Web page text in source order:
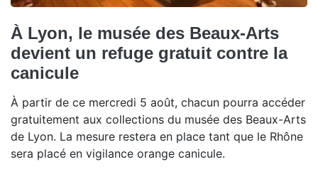
À Lyon, le musée des Beaux-Arts
devient un refuge gratuit contre la
canicule
À partir de ce mercredi 5 août, chacun pourra accéder
gratuitement aux collections du musée des Beaux-Arts
de Lyon. La mesure restera en place tant que le Rhône
sera placé en vigilance orange canicule.